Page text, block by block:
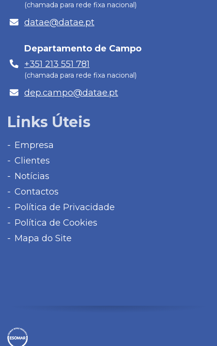
(chamada para rede fixa nacional)
E-
datae@datae.pt
Departamento de Campo
Telefone
+351 213 551 781
(chamada para rede fixa nacional)
E-
dep.campo@datae.pt
Links Úteis
Empresa
Clientes
Notícias
Contactos
Política de Privacidade
Política de Cookies
Mapa do Site